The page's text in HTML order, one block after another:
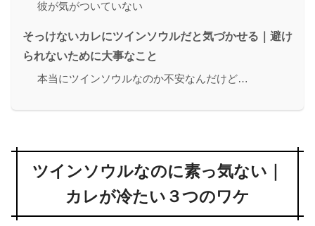
彼が気がついていない
そっけないカレにツインソウルだと気づかせる｜避け
られないために大事なこと
本当にツインソウルなのか不安なんだけど…
ツインソウルなのに素っ気ない｜
カレが冷たい３つのワケ